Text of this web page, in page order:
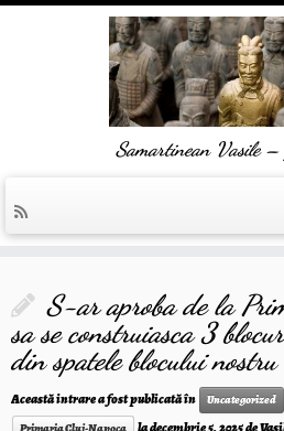
Skip
Samartinean Vasile –
S-ar aproba de la
sa se construiasca 3
din spatele blocului nostru
Această intrare a fost publicată în Uncategorized
ladecembrie 5, 2025de